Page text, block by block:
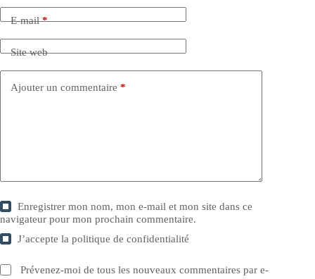
E-mail*
Site web
Ajouter un commentaire *
Enregistrer mon nom, mon e-mail et mon site dans ce
navigateur pour mon prochain commentaire.
J’accepte lapolitique de confidentialité
Prévenez-moi de tous les nouveaux commentaires par e-